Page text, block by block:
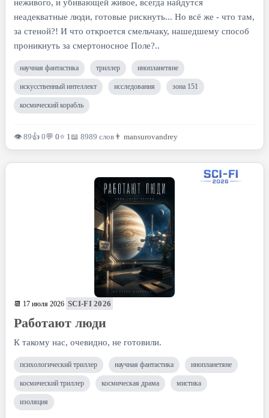
неживого, и убивающей живое, всегда найдутся
неадекватные люди, готовые рискнуть... Но всё же - что там,
за стеной?! И что откроется смельчаку, нашедшему способ
проникнуть за смертоносное Поле?..
научная фантастика триллер инопланетяне
искусственный интеллект исследования зона 151
космический корабль
👁 89👍 0💬 0⭐ 1📖 8989 слов 👨 mansurovandrey
📆 17 июля 2026 SCI-FI 2026
Работают люди
К такому нас, очевидно, не готовили.
психологический триллер научная фантастика инопланетяне
космический триллер космическая драма мистика
изоляция